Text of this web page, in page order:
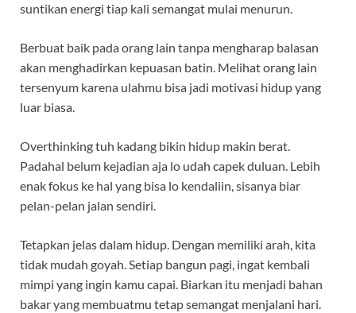
suntikan energi tiap kali semangat mulai menurun.
Berbuat baik pada orang lain tanpa mengharap balasan
akan menghadirkan kepuasan batin. Melihat orang lain
tersenyum karena ulahmu bisa jadi motivasi hidup yang
luar biasa.
Overthinking tuh kadang bikin hidup makin berat.
Padahal belum kejadian aja lo udah capek duluan. Lebih
enak fokus ke hal yang bisa lo kendaliin, sisanya biar
pelan-pelan jalan sendiri.
Tetapkan jelas dalam hidup. Dengan memiliki arah, kita
tidak mudah goyah. Setiap bangun pagi, ingat kembali
mimpi yang ingin kamu capai. Biarkan itu menjadi bahan
bakar yang membuatmu tetap semangat menjalani hari.